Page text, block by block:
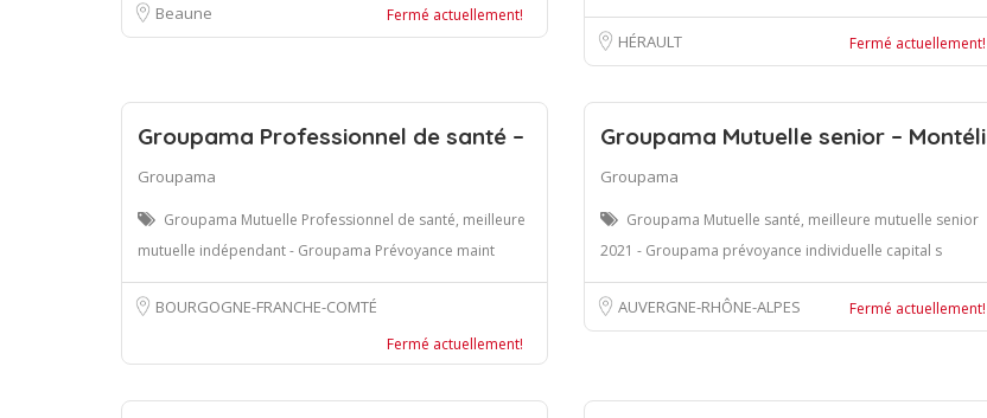
Beaune Fermé actuellement!
HÉRAULT Fermé actuellement!
Groupama Professionnel de santé –
Groupama
Groupama Mutuelle Professionnel de santé, meilleure
mutuelle indépendant - Groupama Prévoyance maint
BOURGOGNE-FRANCHE-COMTÉ
Fermé actuellement!
Groupama Mutuelle senior – Montéli
Groupama
Groupama Mutuelle santé, meilleure mutuelle senior
2021 - Groupama prévoyance individuelle capital s
AUVERGNE-RHÔNE-ALPES Fermé actuellement!